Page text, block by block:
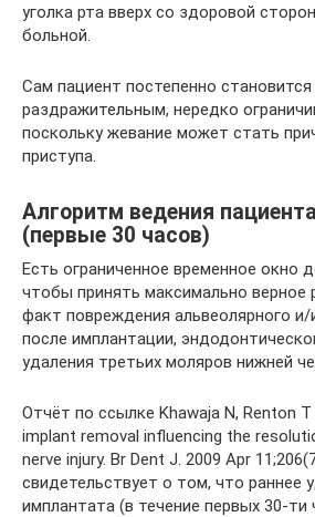
уголка рта вверх со здоровой
больной.
Сам пациент постепенно
раздражительным, нередко
поскольку жевание может стать
приступа.
Алгоритм ведения
(первые 30 часов)
Есть ограниченное временное окно
чтобы принять максимально верное
факт повреждения альвеолярного и/
после имплантации,
удаления третьих моляров нижней
Отчёт по ссылке Khawaja N, Renton
implant removal influencing the
nerve injury. Br Dent J. 2009 Apr
свидетельствует о том, что раннее
имплантата (в течение первых 30-ти